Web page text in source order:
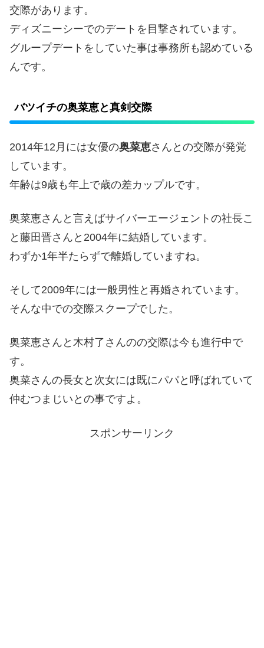
交際があります。
ディズニーシーでのデートを目撃されています。
グループデートをしていた事は事務所も認めている
んです。
バツイチの奥菜恵と真剣交際
2014年12月には女優の奥菜恵さんとの交際が発覚
しています。
年齢は9歳も年上で歳の差カップルです。
奥菜恵さんと言えばサイバーエージェントの社長こ
と藤田晋さんと2004年に結婚しています。
わずか1年半たらずで離婚していますね。
そして2009年には一般男性と再婚されています。
そんな中での交際スクープでした。
奥菜恵さんと木村了さんのの交際は今も進行中で
す。
奥菜さんの長女と次女には既にパパと呼ばれていて
仲むつまじいとの事ですよ。
スポンサーリンク